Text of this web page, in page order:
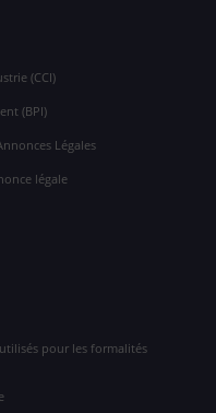
(CCI)
(BPI)
Légales
légale
pour les formalités